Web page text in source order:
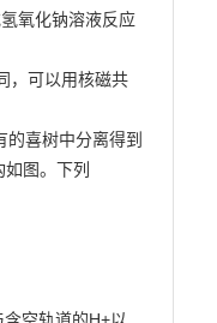
氧化钠溶液反应
，可以用核磁共
喜树中分离得到
图。下列